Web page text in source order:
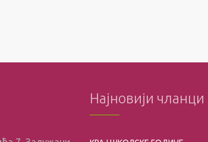
Најновији чланци